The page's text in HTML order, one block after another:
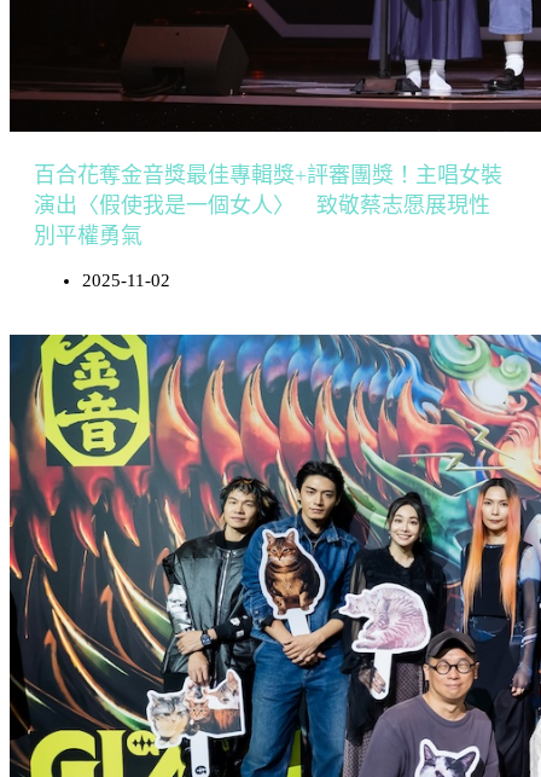
百合花奪金音獎最佳專輯獎+評審團獎！主唱女裝
演出〈假使我是一個女人〉 致敬蔡志愿展現性
別平權勇氣
2025-11-02